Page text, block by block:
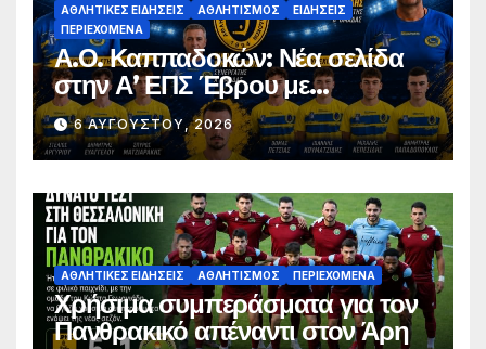
ΑΘΛΗΤΙΚΈΣ ΕΙΔΉΣΕΙΣ ΑΘΛΗΤΙΣΜΌΣ
ΕΙΔΉΣΕΙΣ
ΠΕΡΙΕΧΌΜΕΝΑ
Α.Ο. Καππαδοκών: Νέα σελίδα
στην Α’ ΕΠΣ Έβρου με
φιλοδοξίες, σταθερότητα και
επένδυση στη νέα γενιά
6 ΑΥΓΟΎΣΤΟΥ, 2026
ΑΘΛΗΤΙΚΈΣ ΕΙΔΉΣΕΙΣ ΑΘΛΗΤΙΣΜΌΣ ΠΕΡΙΕΧΌΜΕΝΑ
Χρήσιμα συμπεράσματα για τον
Πανθρακικό απέναντι στον Άρη